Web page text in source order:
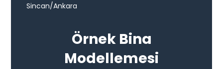
Sincan/Ankara
Örnek Bina
Modellemesi